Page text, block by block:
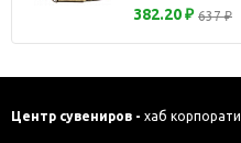
382.20 ₽ 637 ₽
Центр сувениров - хаб